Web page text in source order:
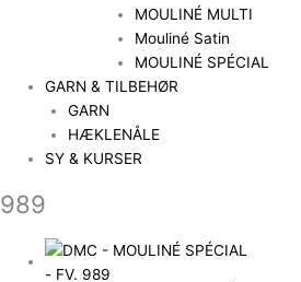
MOULINÉ MULTI
Mouliné Satin
MOULINÉ SPÉCIAL
GARN & TILBEHØR
GARN
HÆKLENÅLE
SY & KURSER
989